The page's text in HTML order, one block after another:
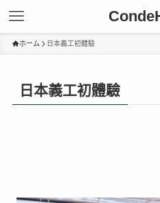
ホーム 日本義工初體驗
日本義工初體驗